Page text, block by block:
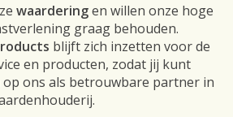
waarderingen willen onze hoge
graag behouden.
blijft zich inzetten voor de
en producten, zodat jij kunt
ons als betrouwbare partner in